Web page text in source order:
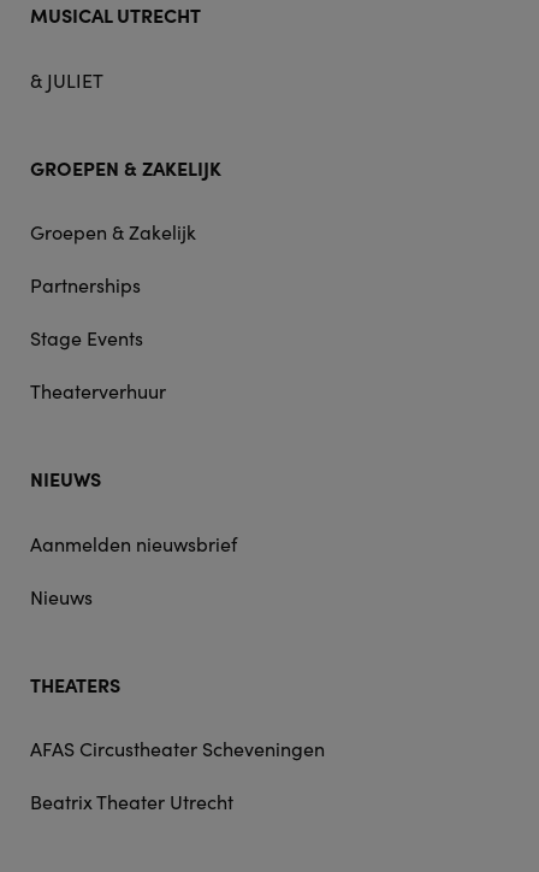
MUSICAL UTRECHT
& JULIET
GROEPEN & ZAKELIJK
Groepen & Zakelijk
Partnerships
Stage Events
Theaterverhuur
NIEUWS
Aanmelden nieuwsbrief
Nieuws
THEATERS
AFAS Circustheater Scheveningen
Beatrix Theater Utrecht